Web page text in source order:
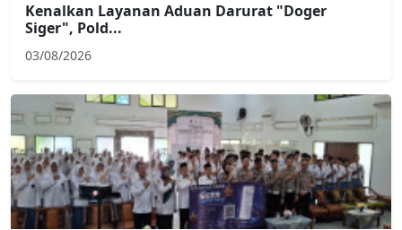
Kenalkan Layanan Aduan Darurat "Doger
Siger", Pold...
03/08/2026